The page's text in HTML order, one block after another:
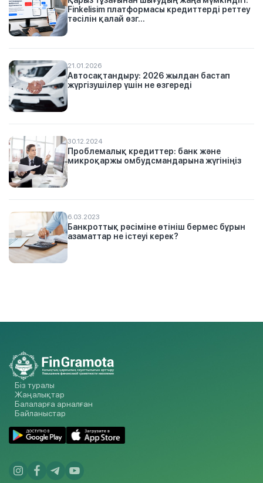
Finkelisim платформасы кредиттерді реттеу
тәсілін қалай өзг...
21.01.2026
Автосақтандыру: 2026 жылдан бастап
жүргізушілер үшін не өзгереді
30.12.2024
Проблемалық кредиттер: банк және
микроқаржы омбудсмандарына жүгініңіз
6.03.2023
Банкроттық рәсіміне өтініш бермес бұрын
азаматтар не істеуі керек?
Біз туралы
Жаңалықтар
Балаларға арналған
Байланыстар